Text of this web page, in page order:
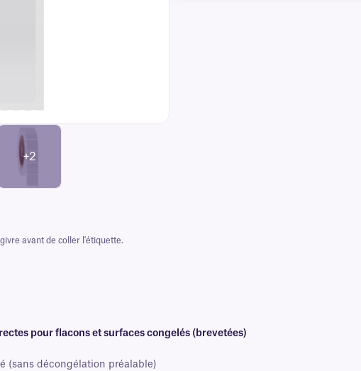
+2
avant de coller l'étiquette.
pour flacons et surfaces congelés (brevetées)
(sans décongélation préalable)